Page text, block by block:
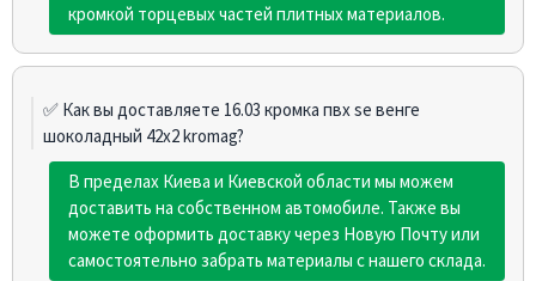
кромкой торцевых частей плитных материалов.
✅ Как вы доставляете 16.03 кромка пвх sе венге
шоколадный 42х2 kromag?
В пределах Киева и Киевской области мы можем
доставить на собственном автомобиле. Также вы
можете оформить доставку через Новую Почту или
самостоятельно забрать материалы с нашего склада.